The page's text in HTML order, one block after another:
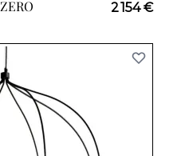
ZERO 2 154 €